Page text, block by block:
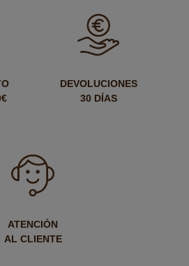
DEVOLUCIONES
30 DÍAS
ATENCIÓN
AL CLIENTE